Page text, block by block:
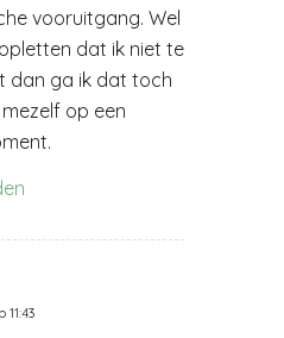
vooruitgang. Wel
dat ik niet te
dan ga ik dat toch
op een
11:43